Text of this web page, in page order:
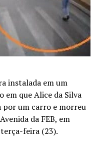
instalada em um
que Alice da Silva
por um carro e morreu
da FEB, em
feira (23).